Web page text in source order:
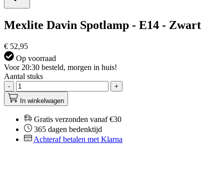
Mexlite Davin Spotlamp - E14 - Zwart
€ 52,95
Op voorraad
Voor 20:30 besteld, morgen in huis!
Aantal stuks
-
+
In winkelwagen
Gratis verzonden vanaf €30
365 dagen bedenktijd
Achteraf betalen met Klarna